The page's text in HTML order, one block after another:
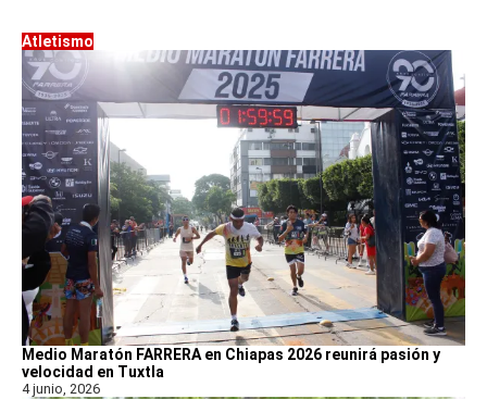
Atletismo
Medio Maratón FARRERA en Chiapas 2026 reunirá pasión y
velocidad en Tuxtla
4 junio, 2026